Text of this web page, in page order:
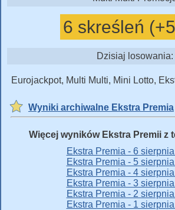
6 skreśleń
Dzisiaj losowania:
Eurojackpot, Multi Multi, Mini Lotto,
Wyniki archiwalne Ekstra Premia
Więcej wyników Ekstra Premii z
Ekstra Premia - 6
Ekstra Premia - 5
Ekstra Premia - 4
Ekstra Premia - 3
Ekstra Premia - 2
Ekstra Premia - 1